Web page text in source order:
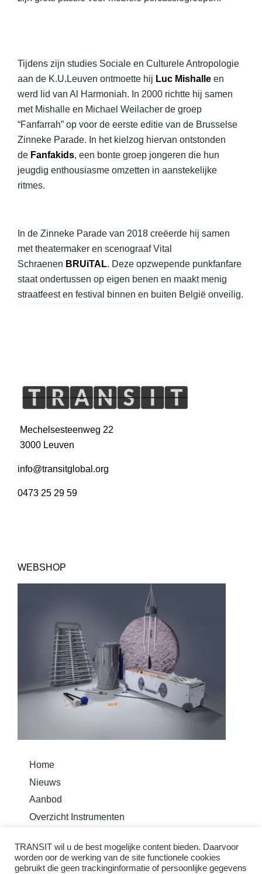
aan de K.U.Leuven ontmoette hij
Luc Mishalle
en
werd lid van Al Harmoniah. In 2000 richtte hij samen
met Mishalle en Michael Weilacher de groep
“Fanfarrah” op voor de eerste editie van de Brusselse
Zinneke Parade. In het kielzog hiervan ontstonden
de
Fanfakids
, een bonte groep jongeren die hun
jeugdig enthousiasme omzetten in aanstekelijke
ritmes.
met theatermaker en scenograaf Vital
Schraenen
BRUiTAL
. Deze opzwepende punkfanfare
staat ondertussen op eigen benen en maakt menig
straatfeest en festival binnen en buiten België onveilig.
Mechelsesteenweg 22
3000 Leuven
info@transitglobal.org
0473 25 29 59
Nieuws
Aanbod
Overzicht Instrumenten
Bouw je instrument
TRANSIT wil u de best mogelijke content bieden. Daarvoor
worden oor de werking van de site functionele cookies
gebruikt die geen trackinginformatie of persoonlijke gegevens